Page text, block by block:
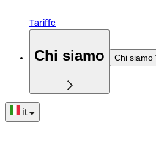
Tariffe
Chi siamo Chi siamo
it